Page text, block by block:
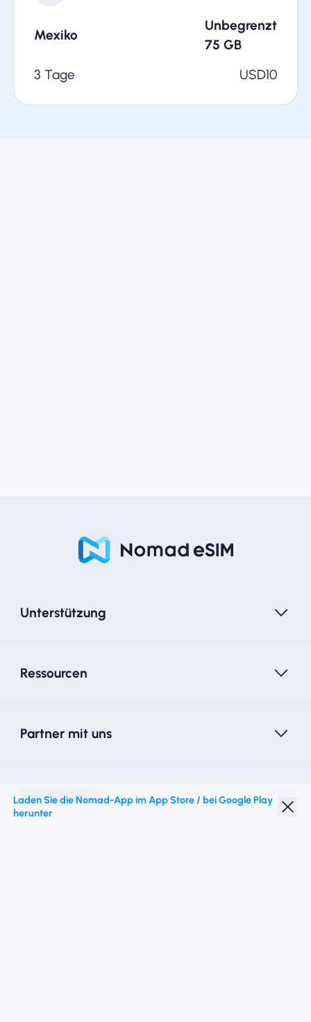
Mexiko
Unbegrenzt
75 GB
3 Tage
USD10
Unterstützung
Ressourcen
Partner mit uns
Nomad Essim
Laden Sie die Nomad-App im App Store / bei Google Play
herunter